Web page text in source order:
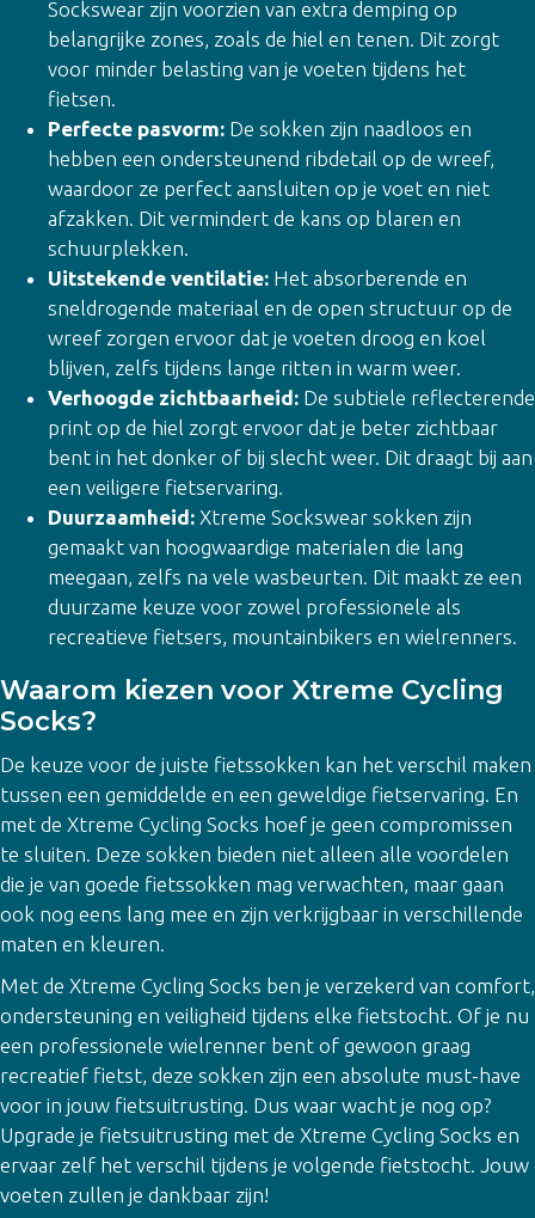
Sockswear zijn voorzien van extra demping op
belangrijke zones, zoals de hiel en tenen. Dit zorgt
voor minder belasting van je voeten tijdens het
fietsen.
Perfecte pasvorm: De sokken zijn naadloos en
hebben een ondersteunend ribdetail op de wreef,
waardoor ze perfect aansluiten op je voet en niet
afzakken. Dit vermindert de kans op blaren en
schuurplekken.
Uitstekende ventilatie: Het absorberende en
sneldrogende materiaal en de open structuur op de
wreef zorgen ervoor dat je voeten droog en koel
blijven, zelfs tijdens lange ritten in warm weer.
Verhoogde zichtbaarheid: De subtiele reflecterende
print op de hiel zorgt ervoor dat je beter zichtbaar
bent in het donker of bij slecht weer. Dit draagt bij aan
een veiligere fietservaring.
Duurzaamheid: Xtreme Sockswear sokken zijn
gemaakt van hoogwaardige materialen die lang
meegaan, zelfs na vele wasbeurten. Dit maakt ze een
duurzame keuze voor zowel professionele als
recreatieve fietsers, mountainbikers en wielrenners.
Waarom kiezen voor Xtreme Cycling
Socks?
De keuze voor de juiste fietssokken kan het verschil maken
tussen een gemiddelde en een geweldige fietservaring. En
met de Xtreme Cycling Socks hoef je geen compromissen
te sluiten. Deze sokken bieden niet alleen alle voordelen
die je van goede fietssokken mag verwachten, maar gaan
ook nog eens lang mee en zijn verkrijgbaar in verschillende
maten en kleuren.
Met de Xtreme Cycling Socks ben je verzekerd van comfort,
ondersteuning en veiligheid tijdens elke fietstocht. Of je nu
een professionele wielrenner bent of gewoon graag
recreatief fietst, deze sokken zijn een absolute must-have
voor in jouw fietsuitrusting. Dus waar wacht je nog op?
Upgrade je fietsuitrusting met de Xtreme Cycling Socks en
ervaar zelf het verschil tijdens je volgende fietstocht. Jouw
voeten zullen je dankbaar zijn!